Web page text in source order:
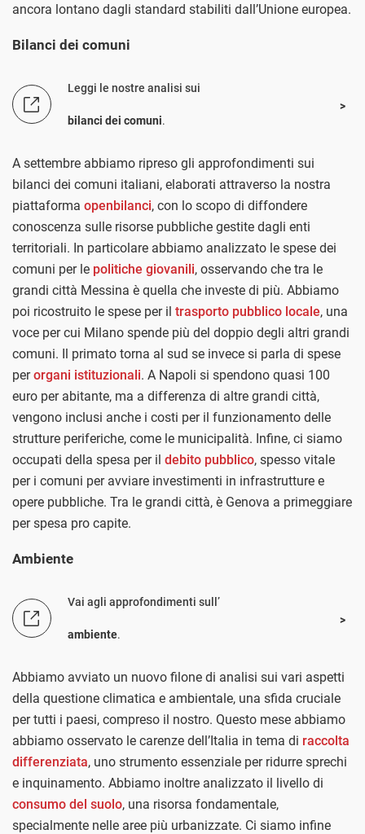
ancora lontano dagli standard stabiliti dall’Unione europea.
Bilanci dei comuni
Leggi le nostre analisi sui
bilanci dei comuni.
A settembre abbiamo ripreso gli approfondimenti sui
bilanci dei comuni italiani, elaborati attraverso la nostra
piattaforma openbilanci, con lo scopo di diffondere
conoscenza sulle risorse pubbliche gestite dagli enti
territoriali. In particolare abbiamo analizzato le spese dei
comuni per le politiche giovanili, osservando che tra le
grandi città Messina è quella che investe di più. Abbiamo
poi ricostruito le spese per il trasporto pubblico locale, una
voce per cui Milano spende più del doppio degli altri grandi
comuni. Il primato torna al sud se invece si parla di spese
perorgani istituzionali. A Napoli si spendono quasi 100
euro per abitante, ma a differenza di altre grandi città,
vengono inclusi anche i costi per il funzionamento delle
strutture periferiche, come le municipalità. Infine, ci siamo
occupati della spesa per il debito pubblico, spesso vitale
per i comuni per avviare investimenti in infrastrutture e
opere pubbliche. Tra le grandi città, è Genova a primeggiare
per spesa pro capite.
Ambiente
Vai agli approfondimenti sull’
ambiente.
Abbiamo avviato un nuovo filone di analisi sui vari aspetti
della questione climatica e ambientale, una sfida cruciale
per tutti i paesi, compreso il nostro. Questo mese abbiamo
abbiamo osservato le carenze dell’Italia in tema di raccolta
differenziata, uno strumento essenziale per ridurre sprechi
e inquinamento. Abbiamo inoltre analizzato il livello di
consumo del suolo, una risorsa fondamentale,
specialmente nelle aree più urbanizzate. Ci siamo infine